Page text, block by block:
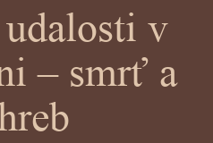
v
– smrť a